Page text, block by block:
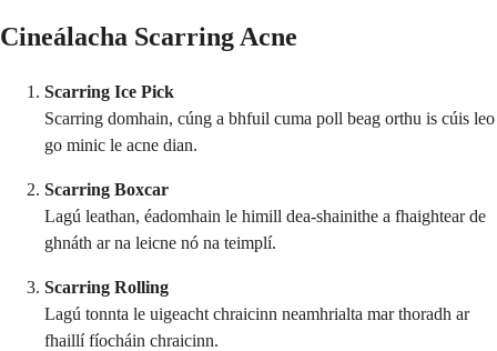
Cineálacha Scarring Acne
Scarring Ice Pick
Scarring domhain, cúng a bhfuil cuma poll beag orthu is cúis leo
go minic le acne dian.
Scarring Boxcar
Lagú leathan, éadomhain le himill dea-shainithe a fhaightear de
ghnáth ar na leicne nó na teimplí.
Scarring Rolling
Lagú tonnta le uigeacht chraicinn neamhrialta mar thoradh ar
fhaillí fíocháin chraicinn.